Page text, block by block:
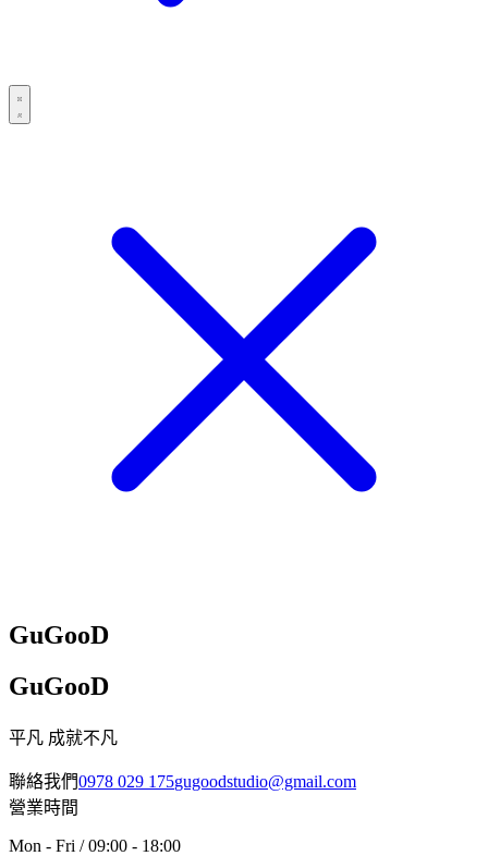
GuGooD
GuGooD
平凡 成就不凡
聯絡我們0978 029 175gugoodstudio@gmail.com
營業時間
Mon - Fri / 09:00 - 18:00